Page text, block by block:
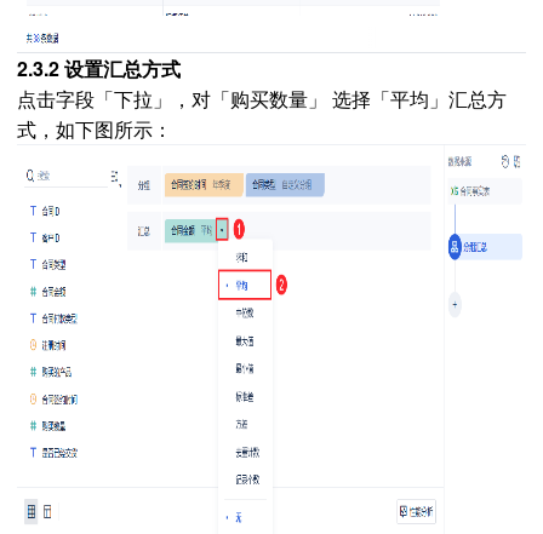
2.3.2 设置汇总方式
点击字段「下拉」，对「购买数量」 选择「平均」汇总方
式，如下图所示：